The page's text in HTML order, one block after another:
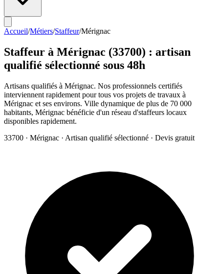
Accueil/Métiers/Staffeur/Mérignac
Staffeur à Mérignac (33700) : artisan
qualifié sélectionné sous 48h
Artisans qualifiés à Mérignac. Nos professionnels certifiés
interviennent rapidement pour tous vos projets de travaux à
Mérignac et ses environs. Ville dynamique de plus de 70 000
habitants, Mérignac bénéficie d'un réseau d'staffeurs locaux
disponibles rapidement.
33700 · Mérignac · Artisan qualifié sélectionné · Devis gratuit